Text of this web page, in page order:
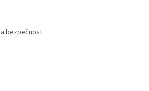
a bezpečnost.